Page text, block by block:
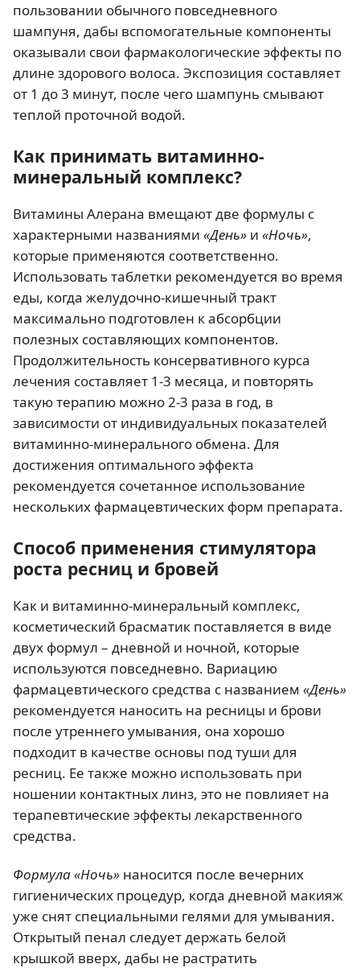
пользовании обычного повседневного
шампуня, дабы вспомогательные компоненты
оказывали свои фармакологические эффекты по
длине здорового волоса. Экспозиция составляет
от 1 до 3 минут, после чего шампунь смывают
теплой проточной водой.
Как принимать витаминно-
минеральный комплекс?
Витамины Алерана вмещают две формулы с
характерными названиями «День» и «Ночь»,
которые применяются соответственно.
Использовать таблетки рекомендуется во время
еды, когда желудочно-кишечный тракт
максимально подготовлен к абсорбции
полезных составляющих компонентов.
Продолжительность консервативного курса
лечения составляет 1-3 месяца, и повторять
такую терапию можно 2-3 раза в год, в
зависимости от индивидуальных показателей
витаминно-минерального обмена. Для
достижения оптимального эффекта
рекомендуется сочетанное использование
нескольких фармацевтических форм препарата.
Способ применения стимулятора
роста ресниц и бровей
Как и витаминно-минеральный комплекс,
косметический брасматик поставляется в виде
двух формул – дневной и ночной, которые
используются повседневно. Вариацию
фармацевтического средства с названием «День»
рекомендуется наносить на ресницы и брови
после утреннего умывания, она хорошо
подходит в качестве основы под туши для
ресниц. Ее также можно использовать при
ношении контактных линз, это не повлияет на
терапевтические эффекты лекарственного
средства.
Формула «Ночь» наносится после вечерних
гигиенических процедур, когда дневной макияж
уже снят специальными гелями для умывания.
Открытый пенал следует держать белой
крышкой вверх, дабы не растратить